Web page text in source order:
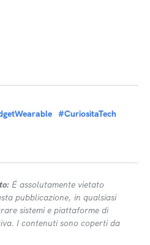
#CuriositaTech
É assolutamente vietato
pubblicazione, in qualsiasi
sistemi e piattaforme di
I contenuti sono coperti da